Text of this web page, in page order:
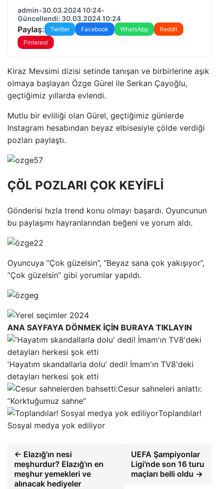
admin•30.03.2024 10:24•
Güncellendi: 30.03.2024 10:24
Paylaş: Twitter Facebook WhatsApp
Reddit
Pinterest
Kiraz Mevsimi dizisi setinde tanışan ve birbirlerine aşık
olmaya başlayan Özge Gürel ile Serkan Çayoğlu,
geçtiğimiz yıllarda evlendi.
Mutlu bir evliliği olan Gürel, geçtiğimiz günlerde
Instagram hesabından beyaz elbisesiyle çölde verdiği
pozları paylaştı.
ÇÖL POZLARI ÇOK KEYİFLİ
Gönderisi hızla trend konu olmayı başardı. Oyuncunun
bu paylaşımı hayranlarından beğeni ve yorum aldı.
Oyuncuya “Çok güzelsin”, “Beyaz sana çok yakışıyor”,
“Çok güzelsin” gibi yorumlar yapıldı.
ANA SAYFAYA DÖNMEK İÇİN BURAYA TIKLAYIN
'Hayatım skandallarla dolu' dedi! İmam'ın TV8'deki
detayları herkesi şok etti
Cesur sahneleri anlattı:
“Korktuğumuz sahne”
Toplandılar!
Sosyal medya yok ediliyor
← Elazığ'ın nesi
meşhurdur? Elazığ'ın en
meşhur yemekleri ve
alınacak hediyeler
UEFA Şampiyonlar
Ligi'nde son 16 turu
maçları belli oldu →